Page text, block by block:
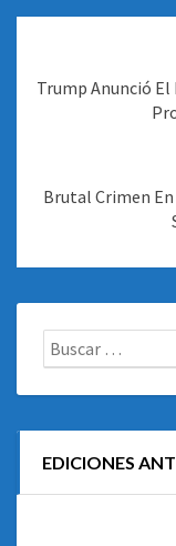
entradas
Trump Anunció El
Brutal Crimen En
Buscar:
EDICIONES